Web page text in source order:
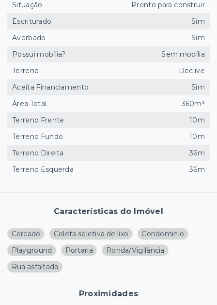
Características do Imóvel
Cercado Coleta seletiva de lixo
Condominio
Playground
Portaria
Ronda/Vigilância
Rua asfaltada
Proximidades
Situação
Pronto para construir
Escriturado
Sim
Averbado
Sim
Possui mobília?
Sem mobília
Terreno
Declive
Aceita Financiamento
Sim
Área Total
360m²
Terreno Frente
10m
Terreno Fundo
10m
Terreno Direita
36m
Terreno Esquerda
36m